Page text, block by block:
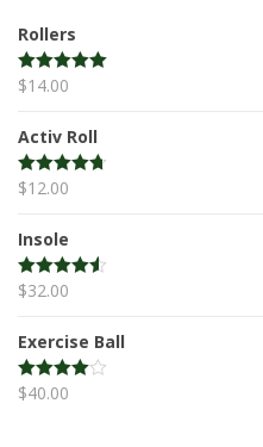
Rollers
Rated5.00
$14.00
Activ Roll
Rated4.67
$12.00
Insole
Rated4.50
$32.00
Exercise Ball
Rated
$40.00